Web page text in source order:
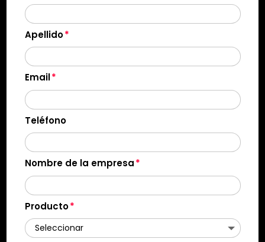
Apellido
Email
Teléfono
Nombre de la empresa
Producto